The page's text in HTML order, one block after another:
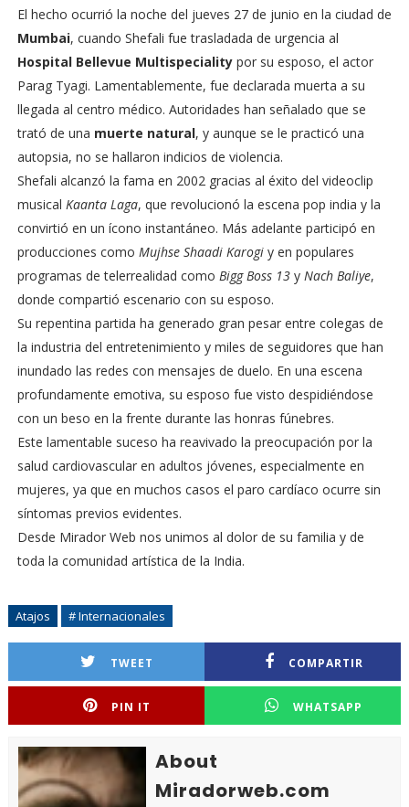
El hecho ocurrió la noche del jueves 27 de junio en la ciudad de
Mumbai, cuando Shefali fue trasladada de urgencia al
Hospital Bellevue Multispecialitypor su esposo, el actor
Parag Tyagi. Lamentablemente, fue declarada muerta a su
llegada al centro médico. Autoridades han señalado que se
trató de una muerte natural, y aunque se le practicó una
autopsia, no se hallaron indicios de violencia.
Shefali alcanzó la fama en 2002 gracias al éxito del videoclip
musical Kaanta Laga, que revolucionó la escena pop india y la
convirtió en un ícono instantáneo. Más adelante participó en
producciones como Mujhse Shaadi Karogiy en populares
programas de telerrealidad como Bigg Boss 13y Nach Baliye,
donde compartió escenario con su esposo.
Su repentina partida ha generado gran pesar entre colegas de
la industria del entretenimiento y miles de seguidores que han
inundado las redes con mensajes de duelo. En una escena
profundamente emotiva, su esposo fue visto despidiéndose
con un beso en la frente durante las honras fúnebres.
Este lamentable suceso ha reavivado la preocupación por la
salud cardiovascular en adultos jóvenes, especialmente en
mujeres, ya que en muchos casos el paro cardíaco ocurre sin
síntomas previos evidentes.
Desde Mirador Web nos unimos al dolor de su familia y de
toda la comunidad artística de la India.
Atajos # Internacionales
TWEET COMPARTIR
PIN IT WHATSAPP
About
Miradorweb.com